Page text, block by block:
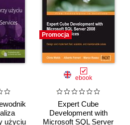
użyciu
Promocja
ebook
Expert Cube
Development with
Microsoft SQL Server